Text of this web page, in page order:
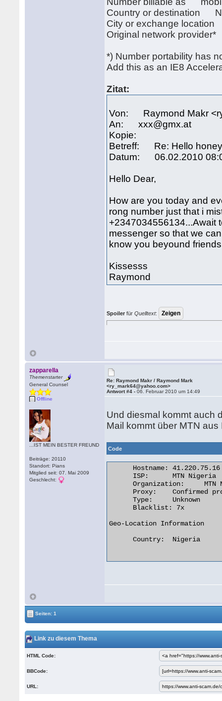
Country or destination
City or exchange
Original network
*) Number portability has
Add this as an IE8
Zitat:
Von: Raymond Makr
An: xxx@gmx.at
Kopie:
Betreff: Re: Hello
Datum: 06.02.2010
Hello Dear,
How are you today and
rong number just that i
+2347034556134...Await
messenger so that we
know you beyound
Kissesss
Raymond
Spoiler fürQuelltext:
zapparella
Themenstarter
General Counsel
Offline
...IST MEIN BESTER FREUND
Beiträge: 20110
Standort: Pians
Mitglied seit: 07. Mai 2009
Geschlecht:
Re: Raymond Makr / Raymond Mark
<ry_mark64@yahoo.com>
Antwort #4 -06. Februar 2010 um 14:49
Und diesmal kommt auch
Mail kommt über MTN aus
Code
      Hostname:	41.220.75.16
      ISP:	MTN Nigeria
      Organization:	MTN Nigeria
      Proxy:	Confirmed proxy server. (Read about proxy servers)
      Type:	Unknown
      Blacklist: 7x
Geo-Location Information
      Country:	Nigeria
Seiten: 1
Link zu diesem Thema
HTML Code:
BBCode:
URL: